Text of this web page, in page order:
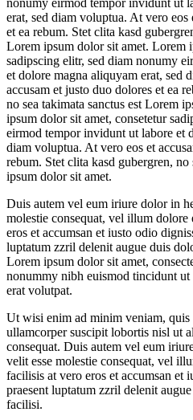
nonumy eirmod tempor invidunt ut
erat, sed diam voluptua. At vero eos
et ea rebum. Stet clita kasd
Lorem ipsum dolor sit amet. Lorem
sadipscing elitr, sed diam nonumy
et dolore magna aliquyam erat, sed
accusam et justo duo dolores et ea
no sea takimata sanctus est Lorem
ipsum dolor sit amet, consetetur
eirmod tempor invidunt ut labore et
diam voluptua. At vero eos et
rebum. Stet clita kasd gubergren, no
ipsum dolor sit amet.
Duis autem vel eum iriure dolor in
molestie consequat, vel illum
eros et accumsan et iusto odio
luptatum zzril delenit augue duis
Lorem ipsum dolor sit amet,
nonummy nibh euismod tincidunt
erat volutpat.
Ut wisi enim ad minim veniam, quis
ullamcorper suscipit lobortis nisl ut
consequat. Duis autem vel eum
velit esse molestie consequat, vel
facilisis at vero eros et accumsan et
praesent luptatum zzril delenit
facilisi.